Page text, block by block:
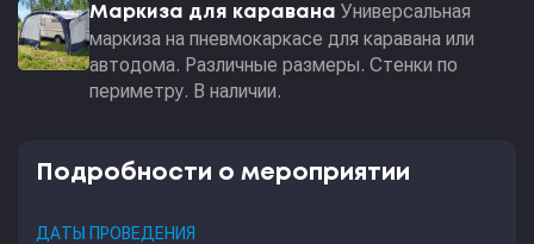
Маркиза для каравана Универсальная
маркиза на пневмокаркасе для каравана или
автодома. Различные размеры. Стенки по
периметру. В наличии.
Подробности о мероприятии
ДАТЫ ПРОВЕДЕНИЯ